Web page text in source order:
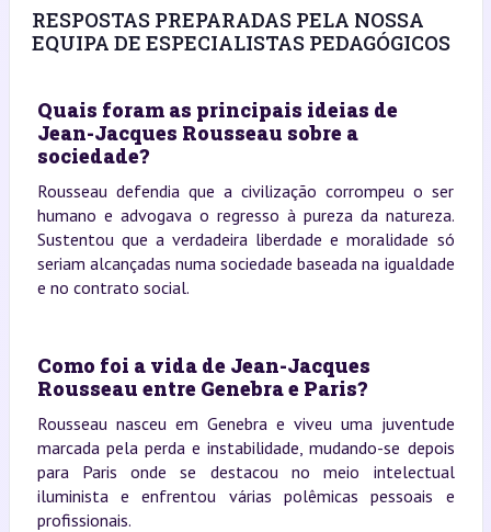
RESPOSTAS PREPARADAS PELA NOSSA
EQUIPA DE ESPECIALISTAS PEDAGÓGICOS
Quais foram as principais ideias de
Jean-Jacques Rousseau sobre a
sociedade?
Rousseau defendia que a civilização corrompeu o ser
humano e advogava o regresso à pureza da natureza.
Sustentou que a verdadeira liberdade e moralidade só
seriam alcançadas numa sociedade baseada na igualdade
e no contrato social.
Como foi a vida de Jean-Jacques
Rousseau entre Genebra e Paris?
Rousseau nasceu em Genebra e viveu uma juventude
marcada pela perda e instabilidade, mudando-se depois
para Paris onde se destacou no meio intelectual
iluminista e enfrentou várias polêmicas pessoais e
profissionais.